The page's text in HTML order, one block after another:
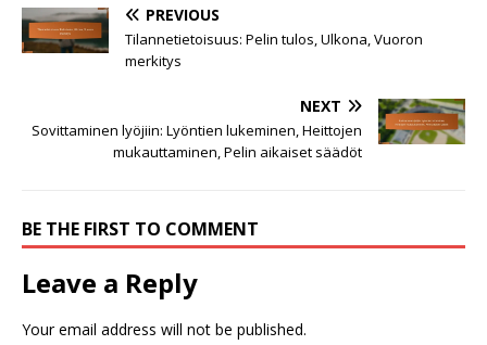
PREVIOUS
Tilannetietoisuus: Pelin tulos, Ulkona, Vuoron
merkitys
NEXT
Sovittaminen lyöjiin: Lyöntien lukeminen, Heittojen
mukauttaminen, Pelin aikaiset säädöt
BE THE FIRST TO COMMENT
Leave a Reply
Your email address will not be published.